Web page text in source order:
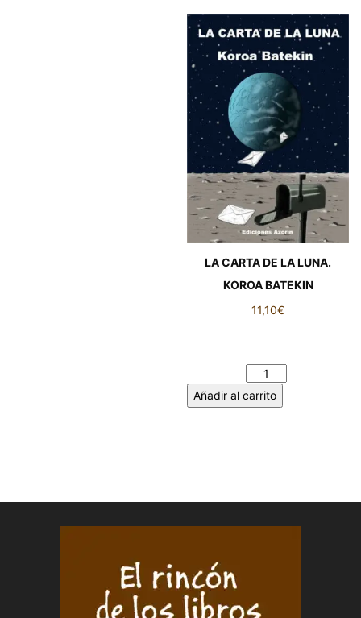
LA CARTA DE LA LUNA.
KOROA BATEKIN
11,10€
Añadir al carrito